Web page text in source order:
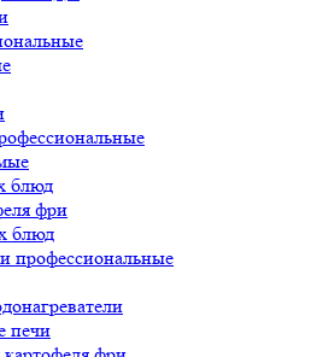
блюд
фри
блюд
профессиональные
печи